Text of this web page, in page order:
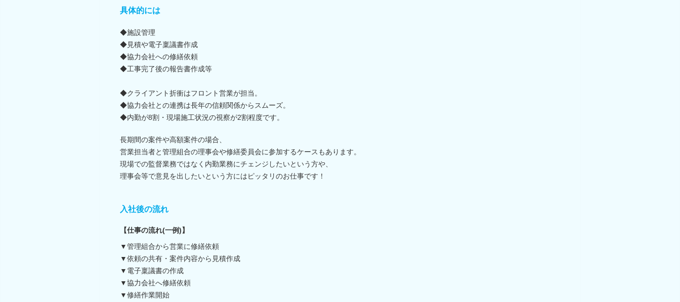
具体的には
◆施設管理
◆見積や電子稟議書作成
◆協力会社への修繕依頼
◆工事完了後の報告書作成等
◆クライアント折衝はフロント営業が担当。
◆協力会社との連携は長年の信頼関係からスムーズ。
◆内勤が8割・現場施工状況の視察が2割程度です。
長期間の案件や高額案件の場合、
営業担当者と管理組合の理事会や修繕委員会に参加するケースもあります。
現場での監督業務ではなく内勤業務にチェンジしたいという方や、
理事会等で意見を出したいという方にはピッタリのお仕事です！
入社後の流れ
【仕事の流れ(一例)】
▼管理組合から営業に修繕依頼
▼依頼の共有・案件内容から見積作成
▼電子稟議書の作成
▼協力会社へ修繕依頼
▼修繕作業開始